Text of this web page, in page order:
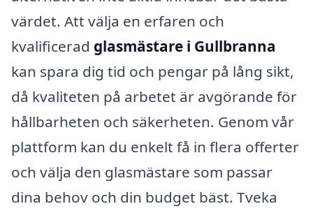
värdet. Att välja en erfaren och
kvalificerad glasmästare i Gullbranna
kan spara dig tid och pengar på lång sikt,
då kvaliteten på arbetet är avgörande för
hållbarheten och säkerheten. Genom vår
plattform kan du enkelt få in flera offerter
och välja den glasmästare som passar
dina behov och din budget bäst. Tveka